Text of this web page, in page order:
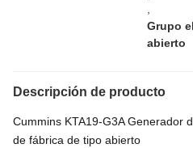
Grupo
abierto
Descripción de producto
Cummins KTA19-G3A Generador
de fábrica de tipo abierto